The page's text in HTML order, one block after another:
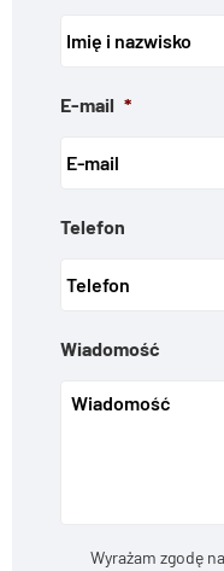
E-mail *
Telefon
Wiadomość
Prywatność *
Wyrażam zgodę